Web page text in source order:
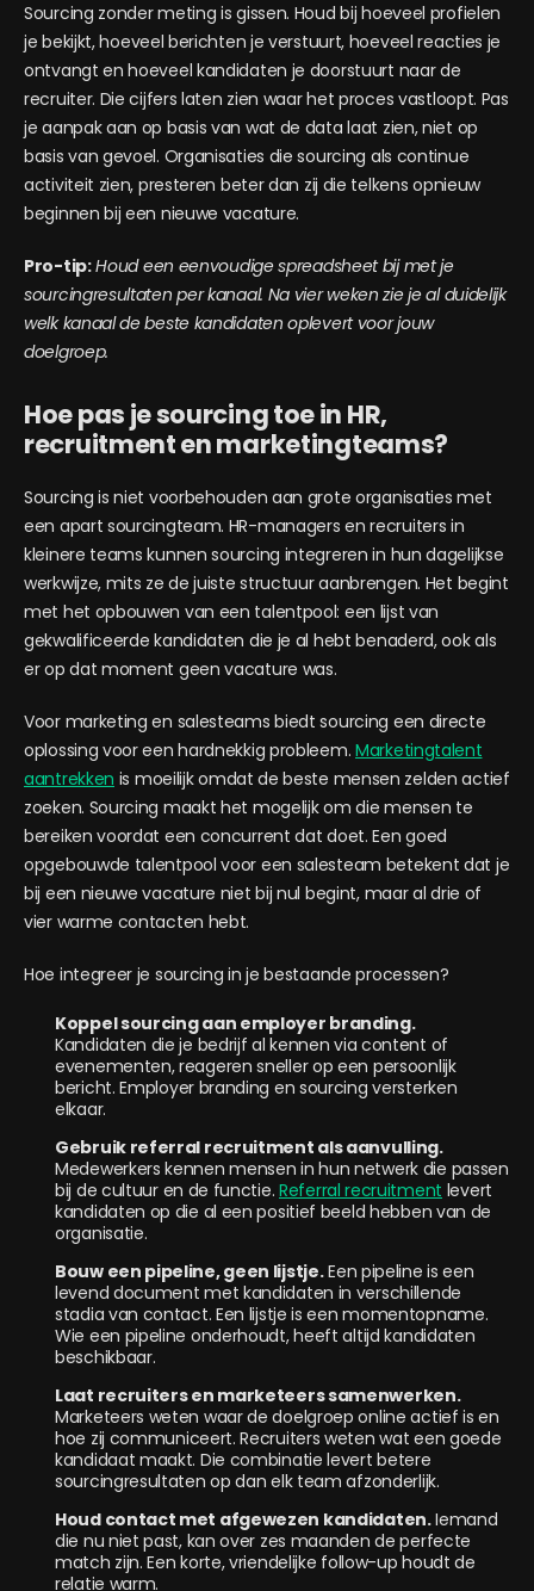
Sourcing zonder meting is gissen. Houd bij hoeveel profielen
je bekijkt, hoeveel berichten je verstuurt, hoeveel reacties je
ontvangt en hoeveel kandidaten je doorstuurt naar de
recruiter. Die cijfers laten zien waar het proces vastloopt. Pas
je aanpak aan op basis van wat de data laat zien, niet op
basis van gevoel. Organisaties die sourcing als continue
activiteit zien, presteren beter dan zij die telkens opnieuw
beginnen bij een nieuwe vacature.
Pro-tip:Houd een eenvoudige spreadsheet bij met je
sourcingresultaten per kanaal. Na vier weken zie je al duidelijk
welk kanaal de beste kandidaten oplevert voor jouw
doelgroep.
Hoe pas je sourcing toe in HR,
recruitment en marketingteams?
Sourcing is niet voorbehouden aan grote organisaties met
een apart sourcingteam. HR-managers en recruiters in
kleinere teams kunnen sourcing integreren in hun dagelijkse
werkwijze, mits ze de juiste structuur aanbrengen. Het begint
met het opbouwen van een talentpool: een lijst van
gekwalificeerde kandidaten die je al hebt benaderd, ook als
er op dat moment geen vacature was.
Voor marketing en salesteams biedt sourcing een directe
oplossing voor een hardnekkig probleem. Marketingtalent
aantrekken is moeilijk omdat de beste mensen zelden actief
zoeken. Sourcing maakt het mogelijk om die mensen te
bereiken voordat een concurrent dat doet. Een goed
opgebouwde talentpool voor een salesteam betekent dat je
bij een nieuwe vacature niet bij nul begint, maar al drie of
vier warme contacten hebt.
Hoe integreer je sourcing in je bestaande processen?
Koppel sourcing aan employer branding.
Kandidaten die je bedrijf al kennen via content of
evenementen, reageren sneller op een persoonlijk
bericht. Employer branding en sourcing versterken
elkaar.
Gebruik referral recruitment als aanvulling.
Medewerkers kennen mensen in hun netwerk die passen
bij de cultuur en de functie. Referral recruitment levert
kandidaten op die al een positief beeld hebben van de
organisatie.
Bouw een pipeline, geen lijstje.Een pipeline is een
levend document met kandidaten in verschillende
stadia van contact. Een lijstje is een momentopname.
Wie een pipeline onderhoudt, heeft altijd kandidaten
beschikbaar.
Laat recruiters en marketeers samenwerken.
Marketeers weten waar de doelgroep online actief is en
hoe zij communiceert. Recruiters weten wat een goede
kandidaat maakt. Die combinatie levert betere
sourcingresultaten op dan elk team afzonderlijk.
Houd contact met afgewezen kandidaten.Iemand
die nu niet past, kan over zes maanden de perfecte
match zijn. Een korte, vriendelijke follow-up houdt de
relatie warm.